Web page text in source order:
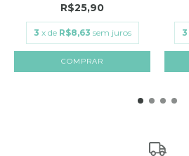
R$25,90
3 x de R$8,63 sem juros 3